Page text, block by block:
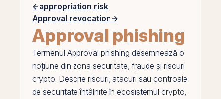
←appropriation risk
Approval revocation→
Approval phishing
Termenul Approval phishing desemnează o
noțiune din zona securitate, fraude și riscuri
crypto. Descrie riscuri, atacuri sau controale
de securitate întâlnite în ecosistemul crypto,